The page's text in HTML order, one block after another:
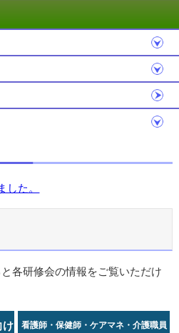
した。
各研修会の情報をご覧いただけ
け
看護師・保健師・ケアマネ・介護職員